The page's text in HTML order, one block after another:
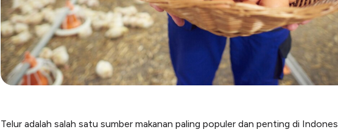
Telur adalah salah satu sumber makanan paling populer dan penting di